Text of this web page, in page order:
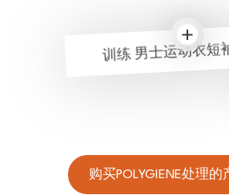
训练 男士运动衣短
购买POLYGIENE处理的